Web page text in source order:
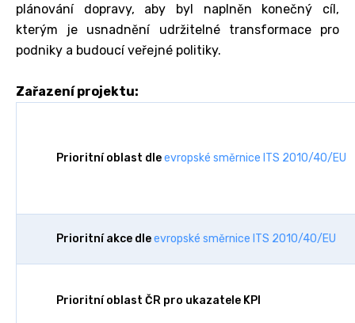
plánování dopravy, aby byl naplněn konečný cíl,
kterým je usnadnění udržitelné transformace pro
podniky a budoucí veřejné politiky.
Zařazení projektu:
Prioritní oblast dleevropské směrnice ITS 2010/40/EU
Prioritní akce dleevropské směrnice ITS 2010/40/EU
Prioritní oblast ČR pro ukazatele KPI